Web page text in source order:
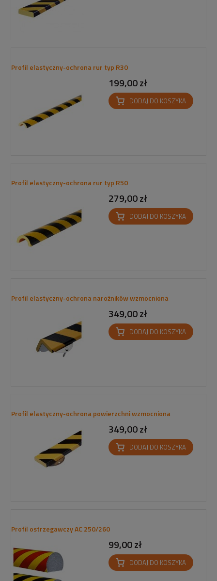
Profil elastyczny-ochrona rur typ R30
199,00 zł
DODAJ DO KOSZYKA
Profil elastyczny-ochrona rur typ R50
279,00 zł
DODAJ DO KOSZYKA
Profil elastyczny-ochrona narożników wzmocniona
349,00 zł
DODAJ DO KOSZYKA
Profil elastyczny-ochrona powierzchni wzmocniona
349,00 zł
DODAJ DO KOSZYKA
Profil ostrzegawczy AC 250/260
99,00 zł
DODAJ DO KOSZYKA